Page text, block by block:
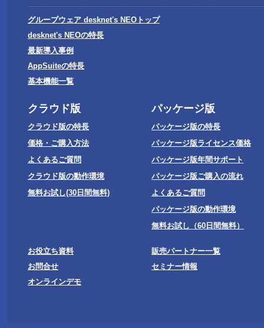
名古屋営業所
福岡営業所
受付：平日 9～
グループウェア desknet's NEOトップ
desknet's NEOの特長
最新導入事例
AppSuiteの特長
基本機能一覧
クラウド版
クラウド版の特長
価格・ご購入方法
よくあるご質問
クラウド版の動作環境
無料お試し(30日間無料)
パッケージ版
パッケージ版の特長
パッケージ版ライセンス価格
パッケージ版年間サポート
パッケージ版ご購入の流れ
よくあるご質問
パッケージ版の動作環境
無料お試し（60日間無料）
お役立ち資料
販売パートナー一覧
お問合せ
セミナー情報
オンラインデモ